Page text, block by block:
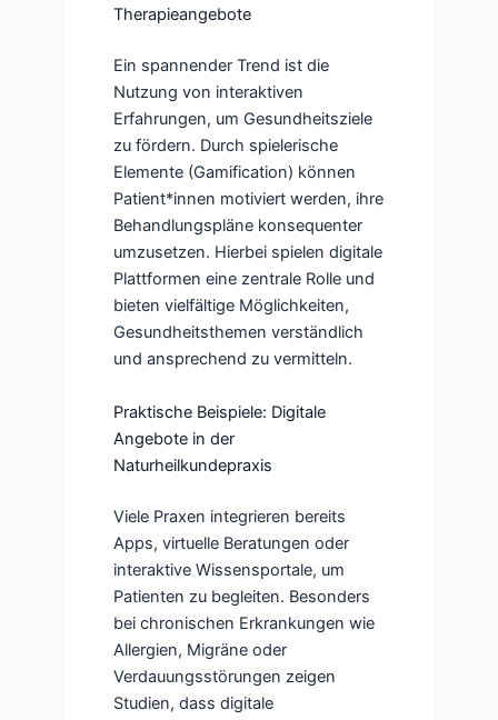
Therapieangebote
Ein spannender Trend ist die
Nutzung von interaktiven
Erfahrungen, um Gesundheitsziele
zu fördern. Durch spielerische
Elemente (Gamification) können
Patient*innen motiviert werden, ihre
Behandlungspläne konsequenter
umzusetzen. Hierbei spielen digitale
Plattformen eine zentrale Rolle und
bieten vielfältige Möglichkeiten,
Gesundheitsthemen verständlich
und ansprechend zu vermitteln.
Praktische Beispiele: Digitale
Angebote in der
Naturheilkundepraxis
Viele Praxen integrieren bereits
Apps, virtuelle Beratungen oder
interaktive Wissensportale, um
Patienten zu begleiten. Besonders
bei chronischen Erkrankungen wie
Allergien, Migräne oder
Verdauungsstörungen zeigen
Studien, dass digitale